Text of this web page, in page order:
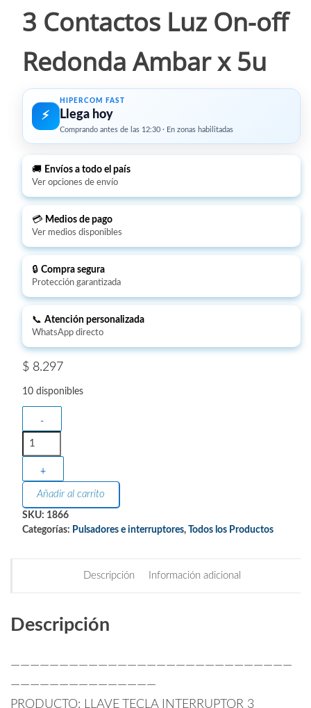
3 Contactos Luz On-off
Redonda Ambar x 5u
⚡︎
HIPERCOM FAST
Llega hoy
Comprando antes de las 12:30 · En zonas habilitadas
🚚 Envíos a todo el país
Ver opciones de envío
💳 Medios de pago
Ver medios disponibles
🔒 Compra segura
Protección garantizada
📞 Atención personalizada
WhatsApp directo
$8.297
10 disponibles
-
+
Añadir al carrito
SKU: 1866
Categorías: Pulsadores e interruptores, Todos los Productos
Descripción Información adicional
Descripción
—————————————————————————————
———————————————
PRODUCTO: LLAVE TECLA INTERRUPTOR 3